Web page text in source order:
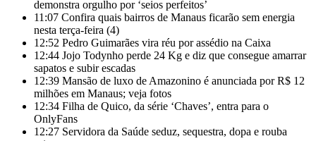
demonstra orgulho por ‘seios perfeitos’
11:07 Confira quais bairros de Manaus ficarão sem energia
nesta terça-feira (4)
12:52 Pedro Guimarães vira réu por assédio na Caixa
12:44 Jojo Todynho perde 24 Kg e diz que consegue amarrar
sapatos e subir escadas
12:39 Mansão de luxo de Amazonino é anunciada por R$ 12
milhões em Manaus; veja fotos
12:34 Filha de Quico, da série ‘Chaves’, entra para o
OnlyFans
12:27 Servidora da Saúde seduz, sequestra, dopa e rouba